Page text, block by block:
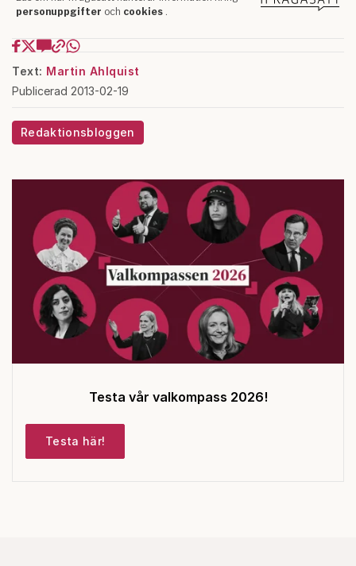
Text: Martin Ahlquist
Publicerad 2013-02-19
Redaktionsbloggen
Testa vår valkompass 2026!
Testa här!